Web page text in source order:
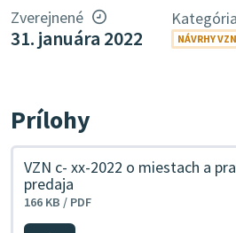
Zverejnené
31. januára 2022
Kategória
NÁVRHY VZN
Prílohy
VZN c- xx-2022 o miestach a
predaja
166 KB / PDF